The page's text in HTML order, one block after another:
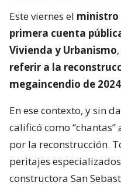
Este viernes el ministro
primera cuenta
Vivienda y Urbanismo
referir a la
megaincendio de 2024
En ese contexto, y sin
calificó como
por la reconstrucción.
peritajes
constructora San